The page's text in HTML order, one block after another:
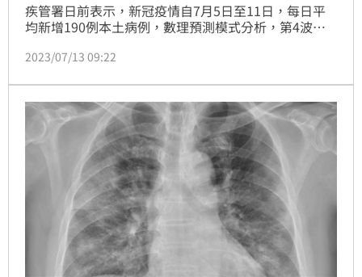
疾管署日前表示，新冠疫情自7月5日至11日，每日平
均新增190例本土病例，數理預測模式分析，第4波疫
台大感染科醫師李秉穎透露，隨著疫情趨緩，病毒輕症
縮短為5日。另外，鼓勵企業准許員工自主健康管理期
間請假，不得扣薪的建議，之後也即將取消。(記者黃
仲丘)
2023/07/13 09:22